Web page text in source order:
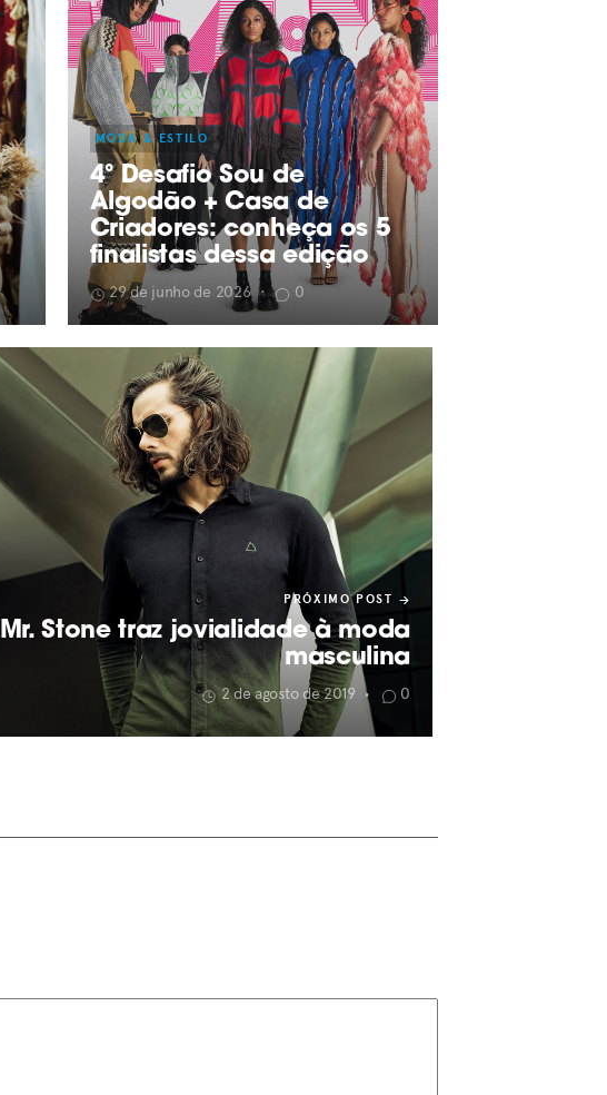
MODA & ESTILO
4º Desafio Sou de
Algodão + Casa de
Criadores: conheça os 5
finalistas dessa edição
29 de junho de 2026 • 0
PRÓXIMO POST
Mr. Stone traz jovialidade à moda
masculina
2 de agosto de 2019 • 0